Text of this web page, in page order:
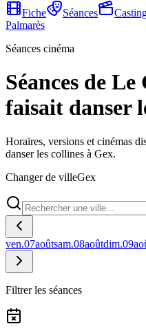
Fiche
Séances
Palmarès
Séances cinéma
Séances de
faisait danser
Horaires, versions et cinémas
danser les collines à Gex.
Changer de villeGex
ven.07aoûtsam.08aoûtdim.09
Filtrer les séances